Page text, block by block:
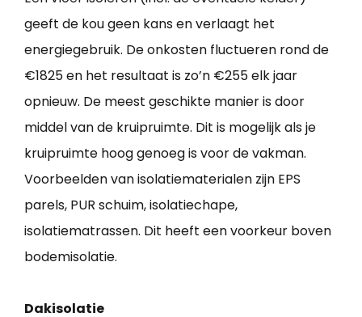
geeft de kou geen kans en verlaagt het
energiegebruik. De onkosten fluctueren rond de
€1825 en het resultaat is zo’n €255 elk jaar
opnieuw. De meest geschikte manier is door
middel van de kruipruimte. Dit is mogelijk als je
kruipruimte hoog genoeg is voor de vakman.
Voorbeelden van isolatiematerialen zijn EPS
parels, PUR schuim, isolatiechape,
isolatiematrassen. Dit heeft een voorkeur boven
bodemisolatie.
Dakisolatie